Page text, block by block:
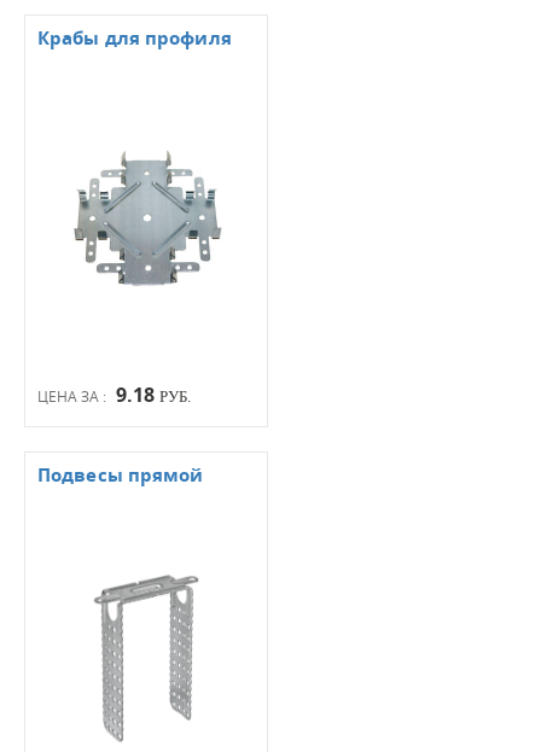
ЦЕНА ЗА : 9.18 РУБ.
Крабы для профиля
Подвесы прямой